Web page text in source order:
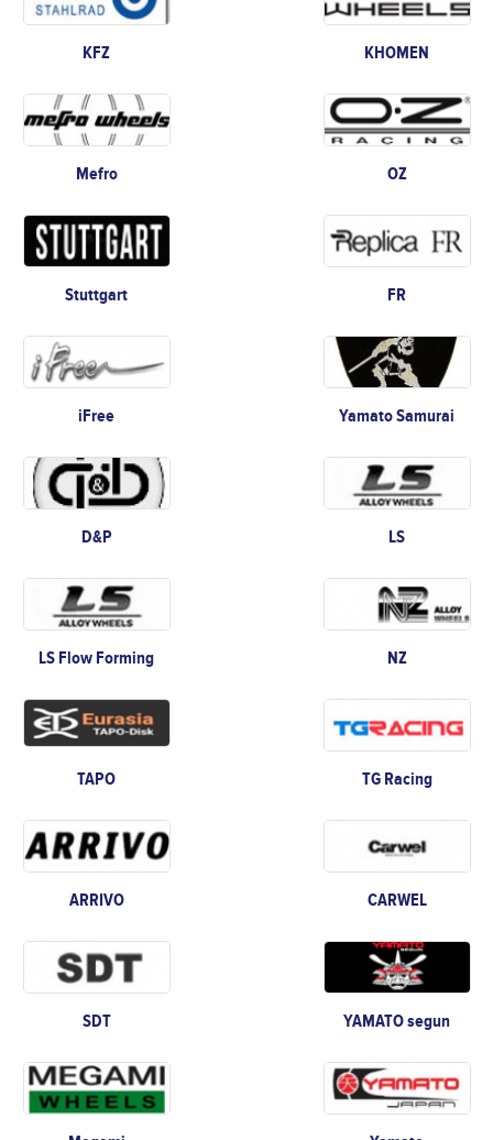
KFZ KHOMEN
Mefro OZ
Stuttgart FR
iFree Yamato Samurai
D&P LS
LS Flow Forming NZ
TAPO TG Racing
ARRIVO CARWEL
SDT YAMATO segun